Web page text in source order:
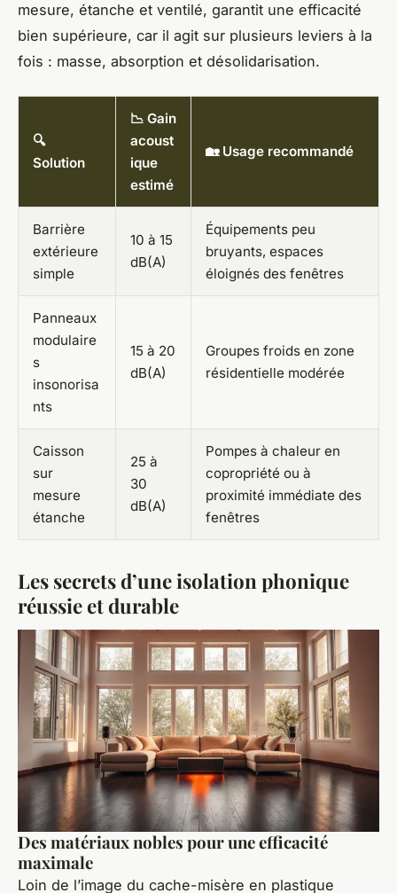
mesure, étanche et ventilé, garantit une efficacité
bien supérieure, car il agit sur plusieurs leviers à la
fois : masse, absorption et désolidarisation.
🔍
Solution
📉 Gain
acoust
ique
estimé
🏡 Usage recommandé
Barrière
extérieure
simple
10 à 15
dB(A)
Équipements peu
bruyants, espaces
éloignés des fenêtres
Panneaux
modulaire
s
insonorisa
nts
15 à 20
dB(A)
Groupes froids en zone
résidentielle modérée
Caisson
sur
mesure
étanche
25 à
30
dB(A)
Pompes à chaleur en
copropriété ou à
proximité immédiate des
fenêtres
Les secrets d’une isolation phonique
réussie et durable
Des matériaux nobles pour une efficacité
maximale
Loin de l’image du cache-misère en plastique